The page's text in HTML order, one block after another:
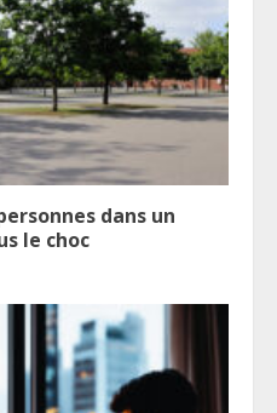
dans un
le choc